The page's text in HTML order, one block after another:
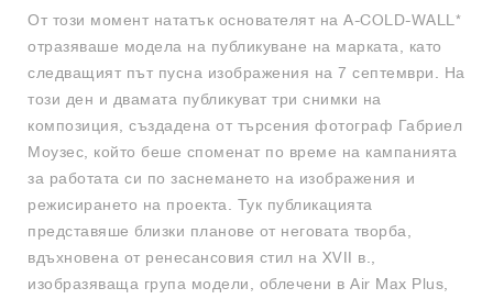
От този момент нататък основателят на A-COLD-WALL*
отразяваше модела на публикуване на марката, като
следващият път пусна изображения на 7 септември. На
този ден и двамата публикуват три снимки на
композиция, създадена от търсения фотограф Габриел
Моузес, който беше споменат по време на кампанията
за работата си по заснемането на изображения и
режисирането на проекта. Тук публикацията
представяше близки планове от неговата творба,
вдъхновена от ренесансовия стил на XVII в.,
изобразяваща група модели, облечени в Air Max Plus,